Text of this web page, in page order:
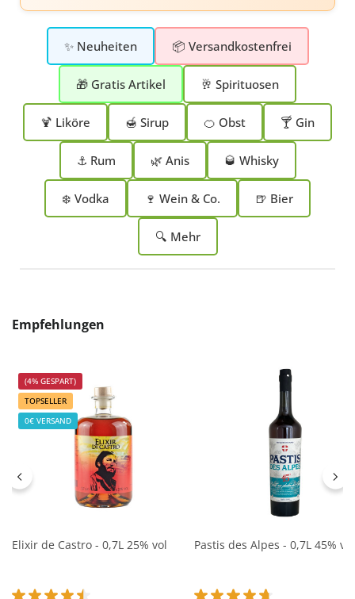
✨ Neuheiten 📦 Versandkostenfrei
🎁 Gratis Artikel 🥂 Spirituosen
🍹 Liköre 🍯 Sirup 🍊 Obst 🍸 Gin
⚓ Rum 🌿 Anis 🥃 Whisky
❄️ Vodka 🍷 Wein & Co. 🍺 Bier
🔍 Mehr
Produktgalerie überspringen
Empfehlungen
(4% GESPART)
TOPSELLER
0€ VERSAND
Elixir de Castro - 0,7L 25% vol Pastis des Alpes - 0,7L 45% vol